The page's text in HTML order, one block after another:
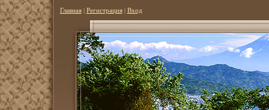
Главная| Регистрация| Вход